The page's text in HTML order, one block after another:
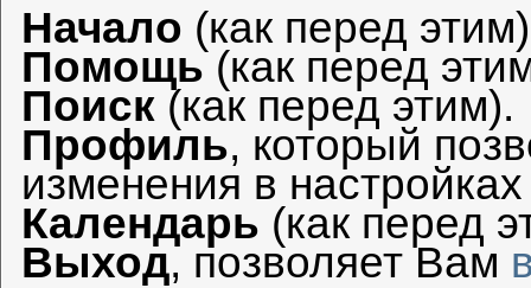
Начало (как перед
Помощь(как перед
Поиск (как перед этим).
Профиль, который
изменения в
Календарь (как перед
Выход, позволяет Вам